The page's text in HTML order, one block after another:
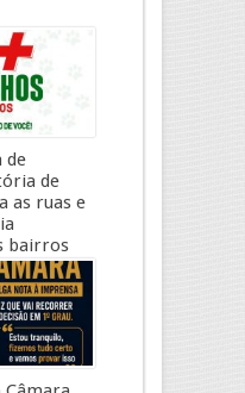
de
de
as ruas e
bairros